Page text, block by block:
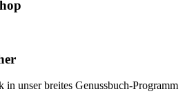
unser breites Genussbuch-Programm